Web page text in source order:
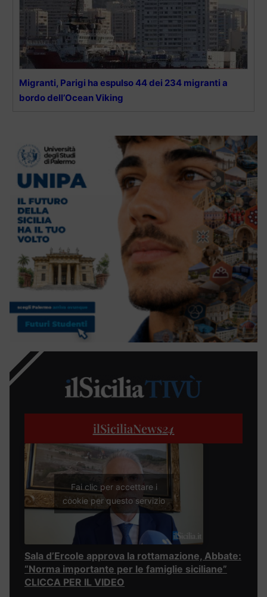
Migranti, Parigi ha espulso 44 dei 234 migranti a
bordo dell’Ocean Viking
ilSiciliaNews24
Fai clic per accettare i
cookie per questo servizio
Sala d’Ercole approva la rottamazione, Abbate:
“Norma importante per le famiglie siciliane”
CLICCA PER IL VIDEO